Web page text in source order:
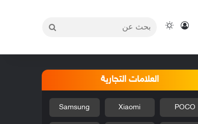
تسجيل الدخول
الوضع المظلم
العلامات التجارية
POCO
Xiaomi
Samsung